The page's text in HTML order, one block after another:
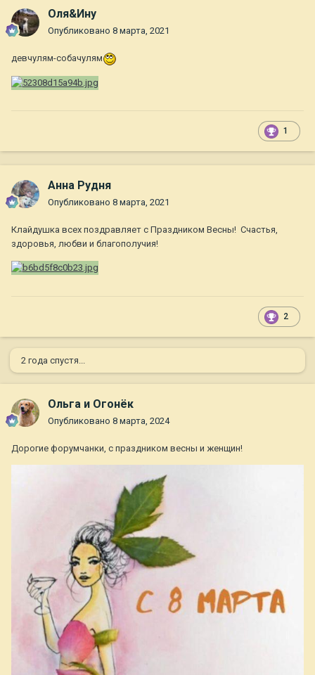
Оля&Ину
Опубликовано 8 марта, 2021
девчулям-собачулям
1
Анна Рудня
Опубликовано 8 марта, 2021
Клайдушка всех поздравляет с Праздником Весны! Счастья,
здоровья, любви и благополучия!
2
2 года спустя...
Ольга и Огонёк
Опубликовано 8 марта, 2024
Дорогие форумчанки, с праздником весны и женщин!